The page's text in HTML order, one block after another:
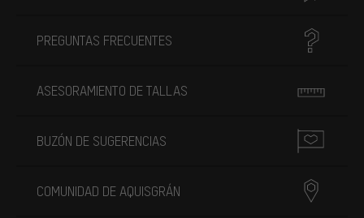
PREGUNTAS FRECUENTES
ASESORAMIENTO DE TALLAS
BUZÓN DE SUGERENCIAS
COMUNIDAD DE AQUISGRÁN